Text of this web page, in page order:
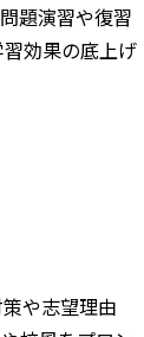
題演習や復習
効果の底上げ
や志望理由